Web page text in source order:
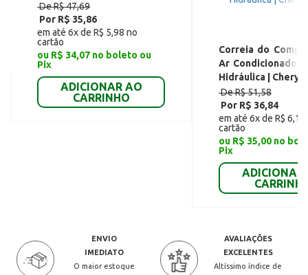
De R$ 47,69
Por R$ 35,86
em até 6x de R$ 5,98 no
cartão
ou R$ 34,07 no boleto ou
Pix
ADICIONAR AO
CARRINHO
Correia do
Ar Condicionado
Hidráulica | Chery
De R$ 51,58
Por R$ 36,84
em até 6x de R$
cartão
ou R$ 35,00 no
Pix
ADICIONAR
ENVIO
IMEDIATO
O maior estoque
AVALIAÇÕES
EXCELENTES
Altíssimo índice de